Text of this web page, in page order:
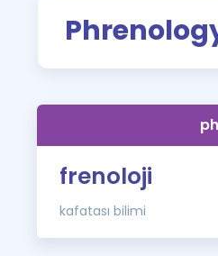
frenoloji
kafatası bilimi